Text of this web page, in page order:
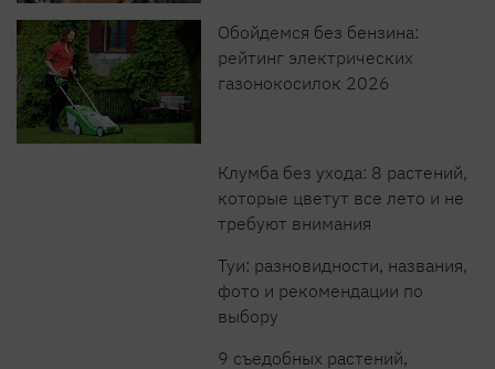
Обойдемся без бензина:
рейтинг электрических
газонокосилок 2026
Клумба без ухода: 8 растений,
которые цветут все лето и не
требуют внимания
Туи: разновидности, названия,
фото и рекомендации по
выбору
9 съедобных растений,